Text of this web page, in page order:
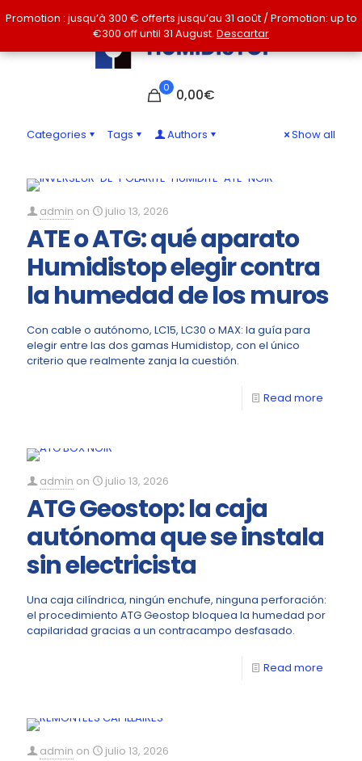
0 0,00€
Categories Tags Authors Show all
admin on julio 13, 2026
ATE o ATG: qué aparato
Humidistop elegir contra
la humedad de los muros
Con cable o autónomo, LC15, LC30 o MAX: la guía para
elegir entre las dos gamas Humidistop, con el único
criterio que realmente zanja la cuestión.
Read more
admin on julio 13, 2026
ATG Geostop: la caja
autónoma que se instala
sin electricista
Una caja cilíndrica, ningún enchufe, ninguna perforación:
el procedimiento ATG Geostop bloquea la humedad por
capilaridad gracias a un contracampo desfasado.
Read more
admin on julio 13, 2026
Promotion : jusqu’à 300 € offerts jusqu’au 31 août / Promotion: up to
€300 off until 31 August. Descartar
Promotion : jusqu’à 300 € offerts jusqu’au 31 août / Promotion: up to
€300 off until 31 August. Descartar